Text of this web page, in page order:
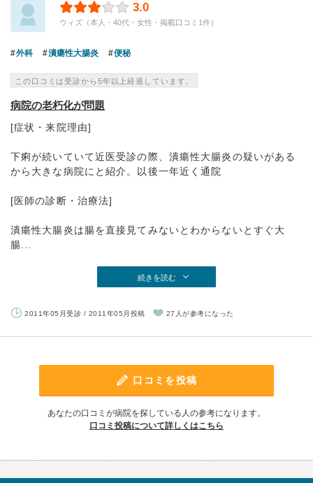
3.0
ウィズ（本人・40代・女性・掲載口コミ1件）
外科 潰瘍性大腸炎 便秘
この口コミは受診から5年以上経過しています。
病院の老朽化が問題
[症状・来院理由]
下痢が続いていて近医受診の際、潰瘍性大腸炎の疑いがある
から大きな病院にと紹介。以後一年近く通院
[医師の診断・治療法]
潰瘍性大腸炎は腸を直接見てみないとわからないとすぐ大
腸...
続きを読む
2011年05月受診 / 2011年05月投稿 27人が参考になった
口コミを投稿
あなたの口コミが病院を探している人の参考になります。
口コミ投稿について詳しくはこちら